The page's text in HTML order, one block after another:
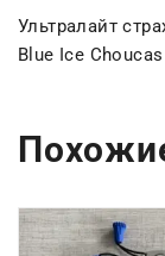
Ультралайт
Blue Ice